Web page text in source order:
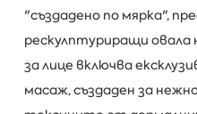
"създадено по мярка",
рескулптуриращи овала
за лице включва
масаж, създаден за